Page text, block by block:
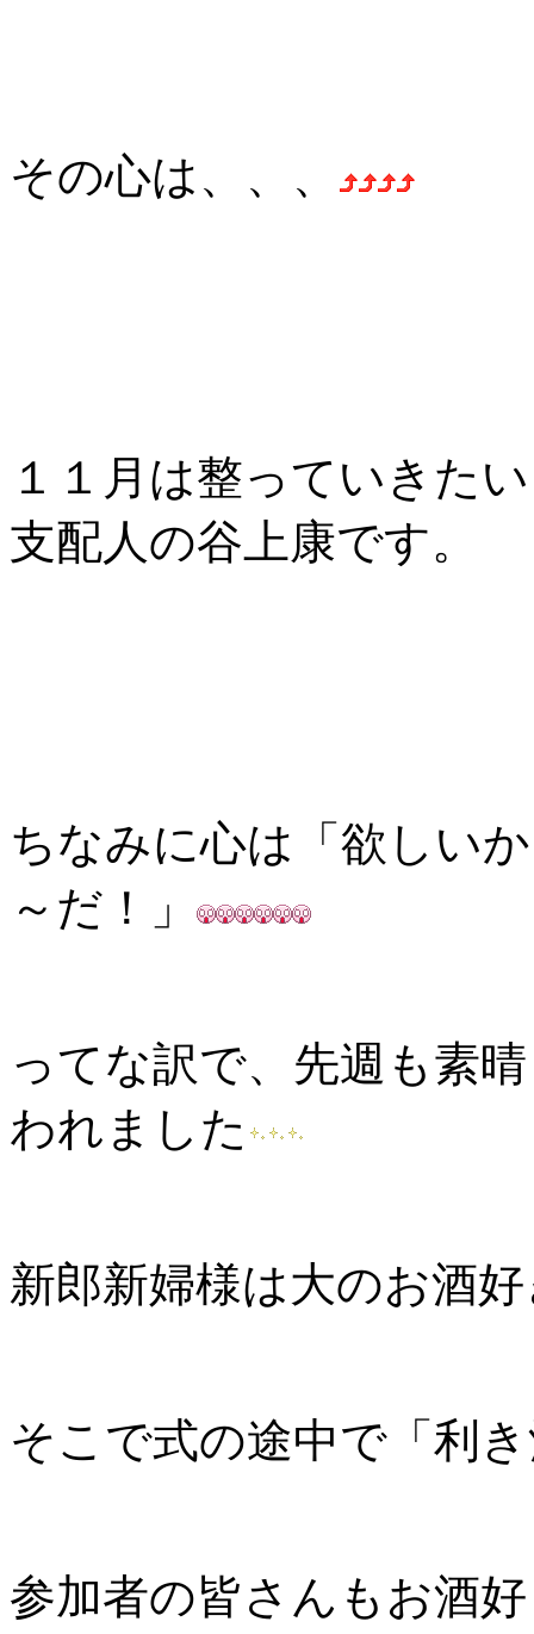
その心は、、、
１１月は整っていきた
支配人の谷上康です。
ちなみに心は「欲しい
～だ！」
ってな訳で、先週も素
われました
新郎新婦様は大のお酒
そこで式の途中で「利
参加者の皆さんもお酒